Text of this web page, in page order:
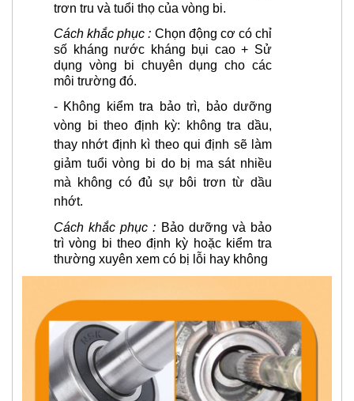
trơn tru và tuổi thọ của vòng bi.
Cách khắc phục : Chọn động cơ có chỉ
số kháng nước kháng bụi cao + Sử
dụng vòng bi chuyên dụng cho các
môi trường đó.
- Không kiểm tra bảo trì, bảo dưỡng
vòng bi theo định kỳ: khôngtra dầu,
thay nhớt định kì theo qui định sẽ làm
giảm tuổi vòng bi do bị ma sát nhiều
mà không có đủ sự bôi trơn từ dầu
nhớt.
Cách khắc phục : Bảo dưỡng và bảo
trì vòng bi theo định kỳ hoặc kiểm tra
thường xuyên xem có bị lỗi hay không